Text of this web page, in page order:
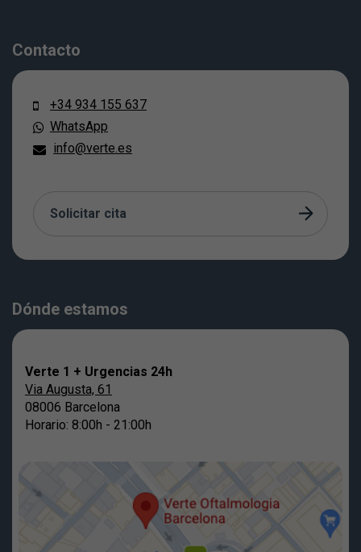
Contacto
+34 934 155 637
WhatsApp
info@verte.es
Solicitar cita
Dónde estamos
Verte 1 + Urgencias 24h
Via Augusta, 61
08006 Barcelona
Horario: 8:00h - 21:00h